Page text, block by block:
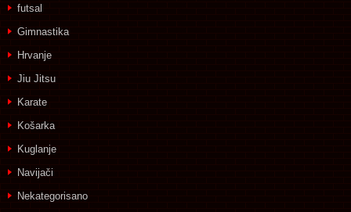
futsal
Gimnastika
Hrvanje
Jiu Jitsu
Karate
Košarka
Kuglanje
Navijači
Nekategorisano